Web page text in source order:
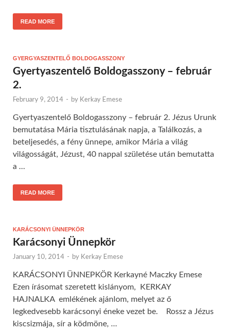
READ MORE
GYERGYASZENTELŐ BOLDOGASSZONY
Gyertyaszentelő Boldogasszony – február
2.
February 9, 2014 - by Kerkay Emese
Gyertyaszentelő Boldogasszony – február 2. Jézus Urunk
bemutatása Mária tisztulásának napja, a Találkozás, a
beteljesedés, a fény ünnepe, amikor Mária a világ
világosságát, Jézust, 40 nappal születése után bemutatta
a …
READ MORE
KARÁCSONYI ÜNNEPKÖR
Karácsonyi Ünnepkör
January 10, 2014 - by Kerkay Emese
KARÁCSONYI ÜNNEPKÖR Kerkayné Maczky Emese
Ezen írásomat szeretett kislányom, KERKAY
HAJNALKA emlékének ajánlom, melyet az ő
legkedvesebb karácsonyi éneke vezet be. Rossz a Jézus
kiscsizmája, sír a ködmöne, …